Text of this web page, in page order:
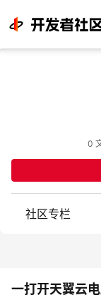
0
社区专栏
一打开天翼云